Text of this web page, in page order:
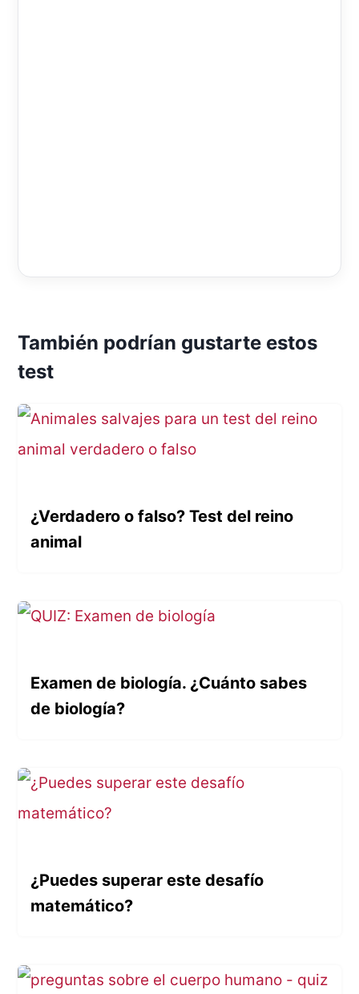
También podrían gustarte estos
test
¿Verdadero o falso? Test del reino
animal
Examen de biología. ¿Cuánto sabes
de biología?
¿Puedes superar este desafío
matemático?